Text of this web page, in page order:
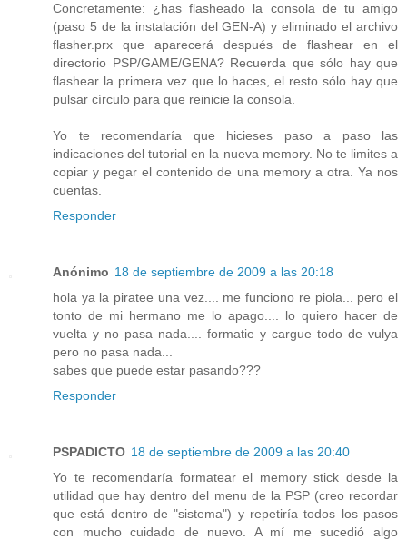
Concretamente: ¿has flasheado la consola de tu amigo
(paso 5 de la instalación del GEN-A) y eliminado el archivo
flasher.prx que aparecerá después de flashear en el
directorio PSP/GAME/GENA? Recuerda que sólo hay que
flashear la primera vez que lo haces, el resto sólo hay que
pulsar círculo para que reinicie la consola.
Yo te recomendaría que hicieses paso a paso las
indicaciones del tutorial en la nueva memory. No te limites a
copiar y pegar el contenido de una memory a otra. Ya nos
cuentas.
Responder
Anónimo 18 de septiembre de 2009 a las 20:18
hola ya la piratee una vez.... me funciono re piola... pero el
tonto de mi hermano me lo apago.... lo quiero hacer de
vuelta y no pasa nada.... formatie y cargue todo de vulya
pero no pasa nada...
sabes que puede estar pasando???
Responder
PSPADICTO 18 de septiembre de 2009 a las 20:40
Yo te recomendaría formatear el memory stick desde la
utilidad que hay dentro del menu de la PSP (creo recordar
que está dentro de "sistema") y repetiría todos los pasos
con mucho cuidado de nuevo. A mí me sucedió algo